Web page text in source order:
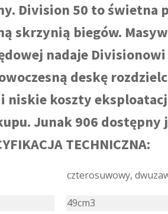
Division 50 to
skrzynią biegów.
nadaje
deskę
koszty
Junak 906
TECHNICZNA:
czterosuwowy,
49cm3